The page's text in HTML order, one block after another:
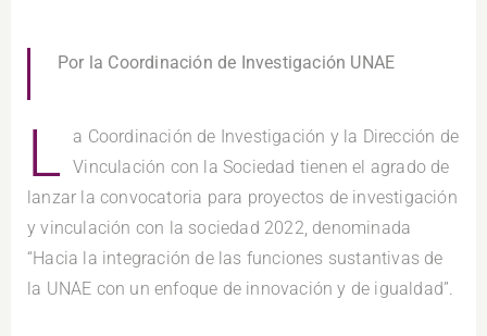
Por la Coordinación de Investigación UNAE
L
a Coordinación de Investigación y la Dirección de
Vinculación con la Sociedad tienen el agrado de
lanzar la convocatoria para proyectos de investigación
y vinculación con la sociedad 2022, denominada
“Hacia la integración de las funciones sustantivas de
la UNAE con un enfoque de innovación y de igualdad”.